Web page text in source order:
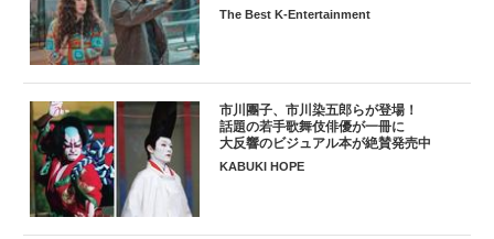
The Best K-Entertainment
市川團子、市川染五郎らが登場！
話題の若手歌舞伎俳優が一冊に
大反響のビジュアル本が絶賛発売中
KABUKI HOPE